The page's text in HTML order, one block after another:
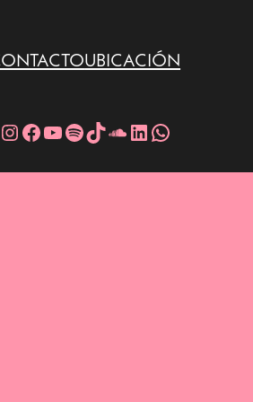
UBICACIÓN
Facebook YouTube Spotify TikTok SoundCloud LinkedIn WhatsApp